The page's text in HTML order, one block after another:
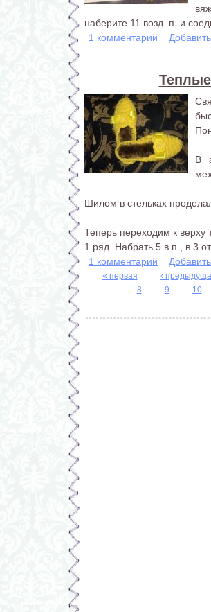
наберите 11 возд. п. и
1 комментарий
В
Шилом в стельках
Теперь переходим к верху
1 ряд. Набрать 5 в.п., в 3
1 комментарий
« первая
‹
8
9 10